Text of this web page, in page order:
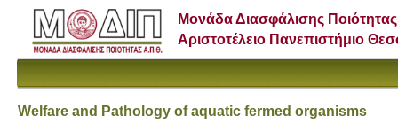
Μονάδα Διασφάλισης Ποιότητας
Αριστοτέλειο Πανεπιστήμιο
Welfare and Pathology of aquatic fermed organisms